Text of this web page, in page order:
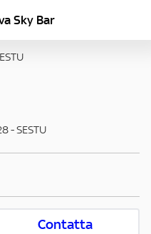
Sky Bar
-SESTU
Contatta